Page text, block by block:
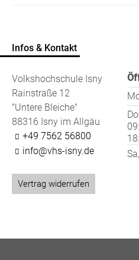
Infos & Kontakt
Volkshochschule Isny
Rainstraße 12
"Untere Bleiche"
88316 Isny im Allgäu
+49 7562 56800
info@vhs-isny.de
Vertrag widerrufen